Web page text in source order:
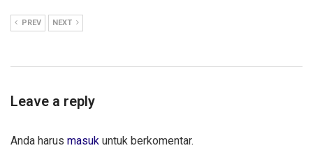
PREV NEXT
Leave a reply
Anda harus masuk untuk berkomentar.